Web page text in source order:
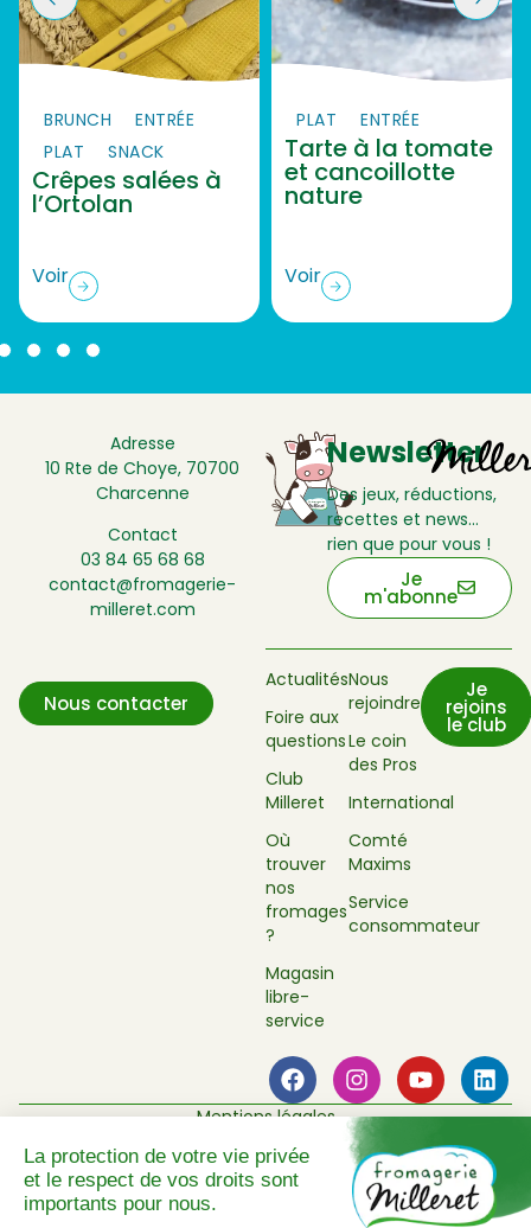
BRUNCH
ENTRÉE
PLAT
SNACK
Crêpes salées à
l’Ortolan
Voir
PLAT ENTRÉE
Tarte à la tomate
et cancoillotte
nature
Voir
Adresse
10 Rte de Choye, 70700
Charcenne
Contact
03 84 65 68 68
contact@fromagerie-
milleret.com
Nous contacter
Newsletter
Des jeux, réductions,
recettes et news…
rien que pour vous !
Je
m'abonne
Actualités
Foire aux
questions
Club
Milleret
Où
trouver
nos
fromages
?
Magasin
libre-
service
Nous
rejoindre
Le coin
des Pros
International
Comté
Maxims
Service
consommateur
Je
rejoins
le club
Mentions légales
Politique de confidentialité
Plan du site
Réalisé par Novius